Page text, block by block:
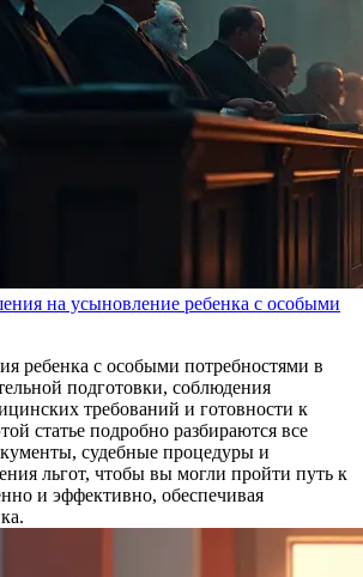
на усыновление ребенка с особыми
ребенка с особыми потребностями в
подготовки, соблюдения
требований и готовности к
статье подробно разбираются все
судебные процедуры и
льгот, чтобы вы могли пройти путь к
и эффективно, обеспечивая